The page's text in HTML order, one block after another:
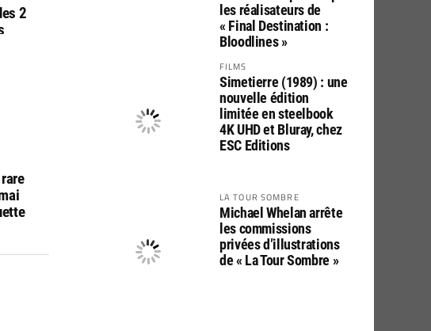
2
les réalisateurs de
« Final Destination :
Bloodlines »
FILMS
Simetierre (1989) : une
nouvelle édition
limitée en steelbook
4K UHD et Bluray, chez
ESC Editions
LA TOUR SOMBRE
Michael Whelan arrête
les commissions
privées d’illustrations
de « La Tour Sombre »